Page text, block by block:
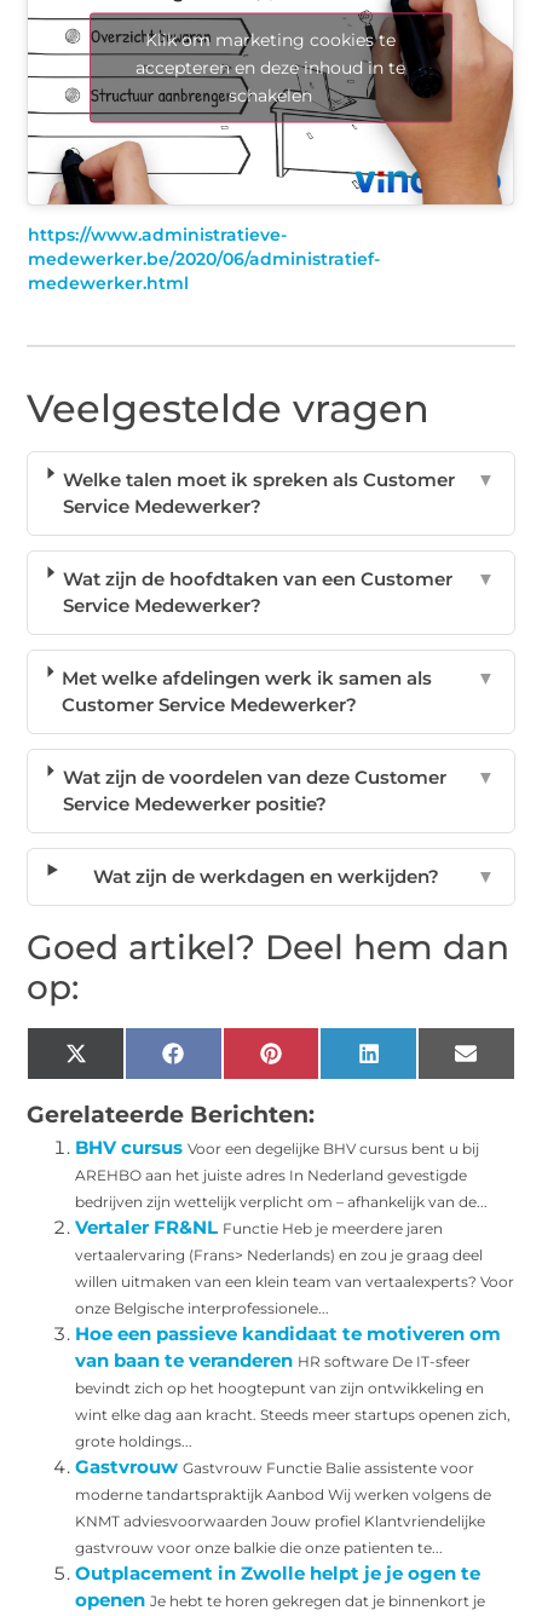
Klik om marketing cookies te
accepteren en deze inhoud in te
schakelen
https://www.administratieve-
medewerker.be/2020/06/administratief-
medewerker.html
Veelgestelde vragen
Welke talen moet ik spreken als Customer
Service Medewerker?
▼
Wat zijn de hoofdtaken van een Customer
Service Medewerker?
▼
Met welke afdelingen werk ik samen als
Customer Service Medewerker?
▼
Wat zijn de voordelen van deze Customer
Service Medewerker positie?
▼
Wat zijn de werkdagen en werkijden? ▼
Goed artikel? Deel hem dan
op:
X
(Twitter)
Facebook Pinterest LinkedIn Email
Gerelateerde Berichten:
BHV cursus Voor een degelijke BHV cursus bent u bij
AREHBO aan het juiste adres In Nederland gevestigde
bedrijven zijn wettelijk verplicht om – afhankelijk van de...
Vertaler FR&NL Functie Heb je meerdere jaren
vertaalervaring (Frans> Nederlands) en zou je graag deel
willen uitmaken van een klein team van vertaalexperts? Voor
onze Belgische interprofessionele...
Hoe een passieve kandidaat te motiveren om
van baan te veranderen HR software De IT-sfeer
bevindt zich op het hoogtepunt van zijn ontwikkeling en
wint elke dag aan kracht. Steeds meer startups openen zich,
grote holdings...
Gastvrouw Gastvrouw Functie Balie assistente voor
moderne tandartspraktijk Aanbod Wij werken volgens de
KNMT adviesvoorwaarden Jouw profiel Klantvriendelijke
gastvrouw voor onze balkie die onze patienten te...
Outplacement in Zwolle helpt je je ogen te
openen Je hebt te horen gekregen dat je binnenkort je